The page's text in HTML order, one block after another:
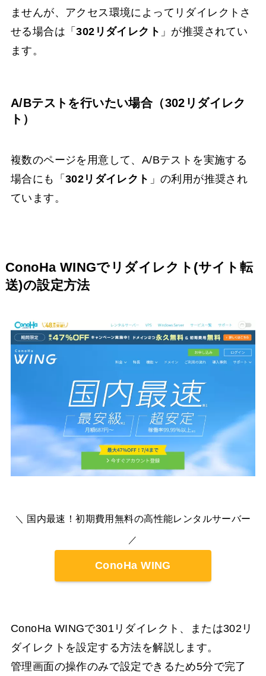
ませんが、アクセス環境によってリダイレクトさ
せる場合は「302リダイレクト 」が推奨されてい
ます。
A/Bテストを行いたい場合（302リダイレク
ト）
複数のページを用意して、A/Bテストを実施する
場合にも「 302リダイレクト 」の利用が推奨され
ています。
ConoHa WINGでリダイレクト(サイト転
送)の設定方法
＼ 国内最速！初期費用無料の高性能レンタルサーバー
／
ConoHa WING
ConoHa WINGで301リダイレクト、または302リ
ダイレクトを設定する方法を解説します。
管理画面の操作のみで設定できるため5分で完了